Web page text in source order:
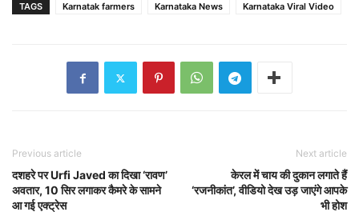
TAGS Karnatak farmers Karnataka News Karnataka Viral Video
Previous article
दशहरे पर Urfi Javed का दिखा ‘रावण’
अवतार, 10 सिर लगाकर कैमरे के सामने
आ गई एक्ट्रेस
Next article
केरल में चाय की दुकान लगाते हैं
‘रजनीकांत’, वीडियो देख उड़ जाएंगे आपके
भी होश